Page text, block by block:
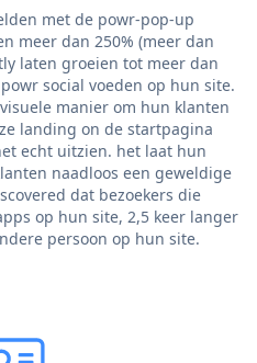
met de powr-pop-up
meer dan 250% (meer dan
laten groeien tot meer dan
social voeden op hun site.
manier om hun klanten
landing on de startpagina
echt uitzien. het laat hun
naadloos een geweldige
dat bezoekers die
op hun site, 2,5 keer langer
persoon op hun site.